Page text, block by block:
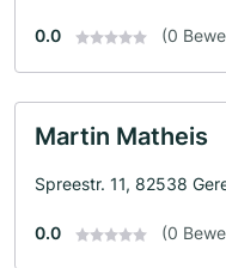
0.0 (0
Martin Matheis
Spreestr. 11, 82538
0.0 (0